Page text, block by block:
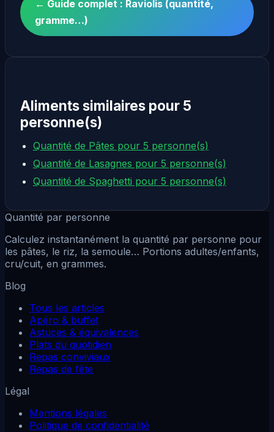
← Guide complet : Raviolis (quantité,
gramme…)
Aliments similaires pour 5
personne(s)
Quantité de Pâtes pour 5 personne(s)
Quantité de Lasagnes pour 5 personne(s)
Quantité de Spaghetti pour 5 personne(s)
Quantité par personne
Calculez instantanément la quantité par personne pour
les pâtes, le riz, la semoule… Portions adultes/enfants,
cru/cuit, en grammes.
Blog
Tous les articles
Apéro & buffet
Astuces & équivalences
Plats du quotidien
Repas conviviaux
Repas de fête
Légal
Mentions légales
Politique de confidentialité